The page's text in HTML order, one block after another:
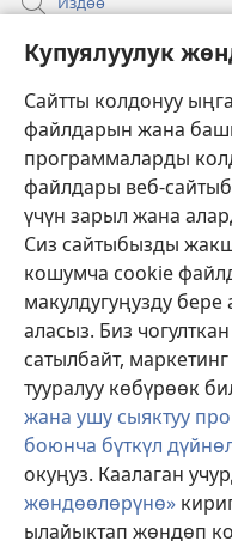
Купуялуулук
Сайтты колдонуу
файлдарын жана
программаларды
файлдары веб-
үчүн зарыл жана
Сиз сайтыбызды
кошумча cookie
макулдугуңузду
аласыз. Биз
сатылбайт,
тууралуу көбүрөөк
жана ушу сыяктуу
боюнча бүткүл
окуңуз. Каалаган
жөндөөлөрүнө»
ылайыктап жөндөп
Бийлик өкүлдөрү
Тартуулар
(жаңы
терезе
ачат)
ОНЛАЙН КИТЕПКАНА
(жаңы
терезе
ачат) JW Hub
(жаңы
терезе
ачат) JW Library
Watchtower Library
Copyright© 2026 Watch
КОЛДОНУУ ШАРТТАРЫ